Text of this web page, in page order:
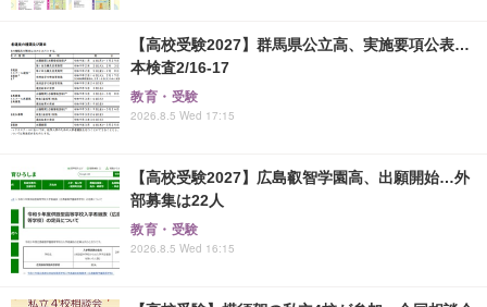
【高校受験2027】群馬県公立高、実施要項公表…
本検査2/16-17
教育・受験
2026.8.5 Wed 17:15
【高校受験2027】広島叡智学園高、出願開始…外
部募集は22人
教育・受験
2026.8.5 Wed 16:15